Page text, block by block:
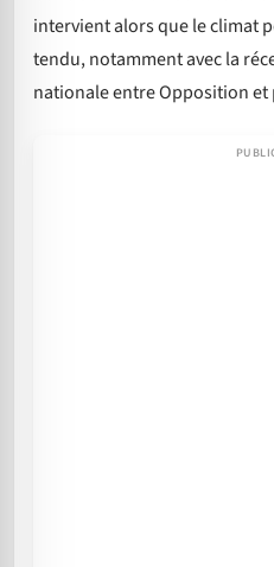
intervient alors que le climat
tendu, notamment avec la
nationale entre Opposition et